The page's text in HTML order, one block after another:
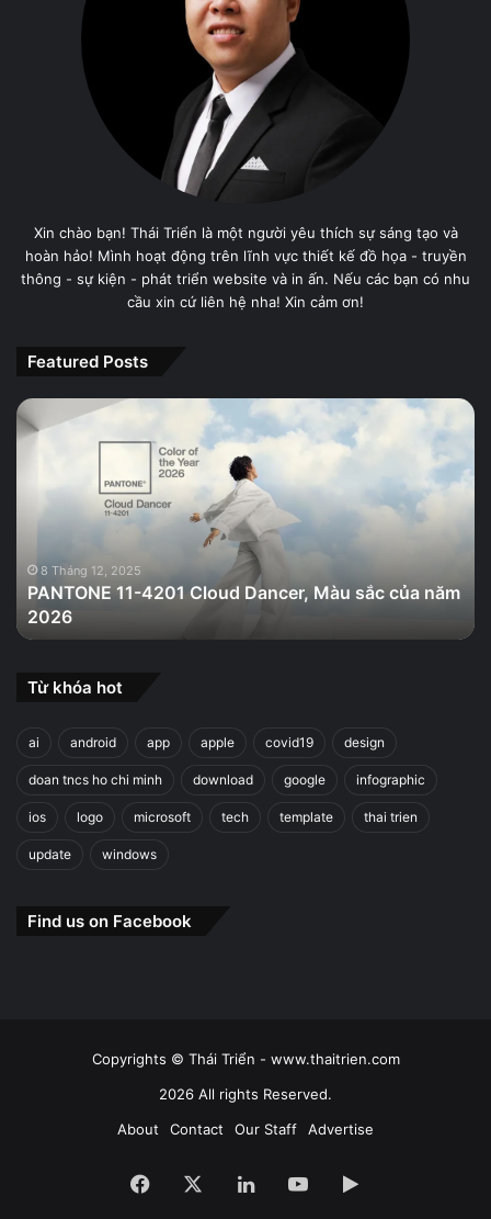
Xin chào bạn! Thái Triển là một người yêu thích sự sáng tạo và
hoàn hảo! Mình hoạt động trên lĩnh vực thiết kế đồ họa - truyền
thông - sự kiện - phát triển website và in ấn. Nếu các bạn có nhu
cầu xin cứ liên hệ nha! Xin cảm ơn!
Featured Posts
PANTONE
11-
Màu
của
năm
2026
8 Tháng 12, 2025
PANTONE 11-4201 Cloud Dancer, Màu sắc của năm
2026
Từ khóa hot
ai android app apple covid19 design
doan tncs ho chi minh download google infographic
ios logo microsoft tech template thai trien
update windows
Find us on Facebook
Copyrights © Thái Triển - www.thaitrien.com
2026 All rights Reserved.
About
Contact Our Staff Advertise
Facebook LinkedInYouTubeGoogle